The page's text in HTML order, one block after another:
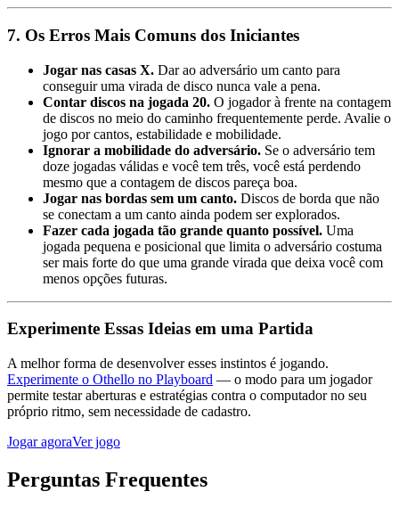
7. Os Erros Mais Comuns dos Iniciantes
Jogar nas casas X. Dar ao adversário um canto para
conseguir uma virada de disco nunca vale a pena.
Contar discos na jogada 20. O jogador à frente na contagem
de discos no meio do caminho frequentemente perde. Avalie o
jogo por cantos, estabilidade e mobilidade.
Ignorar a mobilidade do adversário. Se o adversário tem
doze jogadas válidas e você tem três, você está perdendo
mesmo que a contagem de discos pareça boa.
Jogar nas bordas sem um canto. Discos de borda que não
se conectam a um canto ainda podem ser explorados.
Fazer cada jogada tão grande quanto possível. Uma
jogada pequena e posicional que limita o adversário costuma
ser mais forte do que uma grande virada que deixa você com
menos opções futuras.
Experimente Essas Ideias em uma Partida
A melhor forma de desenvolver esses instintos é jogando.
Experimente o Othello no Playboard — o modo para um jogador
permite testar aberturas e estratégias contra o computador no seu
próprio ritmo, sem necessidade de cadastro.
Jogar agoraVer jogo
Perguntas Frequentes